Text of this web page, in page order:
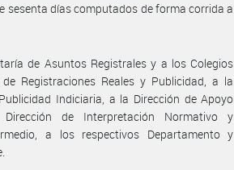
sesenta días computados de forma corrida a
de Asuntos Registrales y a los Colegios
Registraciones Reales y Publicidad, a la
Indiciaria, a la Dirección de Apoyo
de Interpretación Normativo y
a los respectivos Departamento y